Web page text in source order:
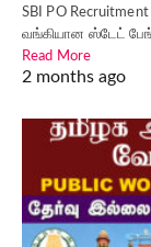
SBI PO
வங்கியான ஸ்டேட்
Read More
2 months ago